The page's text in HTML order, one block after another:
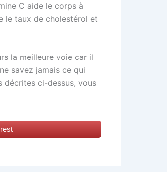
C aide le corps à
le taux de cholestérol et
la meilleure voie car il
savez jamais ce qui
décrites ci-dessus, vous